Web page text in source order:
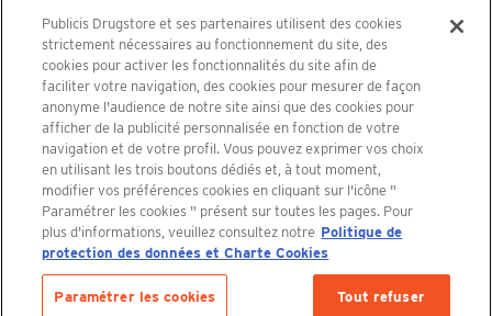
Rejoignez-nous au Publicisdrugstore !
Nous recrutons pour les boutiques, le restaurant et le cinéma. Contactez-nous :
recrutement@publicisdrugstore.com
Conditions générales de vente
Mentions légales
Politique de Protection des Données Personnelles et Charte
Cookies
Découvrez le PUBLICISDRUGSTORE
Publicis Drugstore et ses partenaires utilisent des cookies
strictement nécessaires au fonctionnement du site, des
cookies pour activer les fonctionnalités du site afin de
faciliter votre navigation, des cookies pour mesurer de façon
anonyme l'audience de notre site ainsi que des cookies pour
afficher de la publicité personnalisée en fonction de votre
navigation et de votre profil. Vous pouvez exprimer vos choix
en utilisant les trois boutons dédiés et, à tout moment,
modifier vos préférences cookies en cliquant sur l'icône "
Paramétrer les cookies " présent sur toutes les pages. Pour
plus d'informations, veuillez consultez notre Politique de
protection des données et Charte Cookies
Paramétrer les cookies Tout refuser